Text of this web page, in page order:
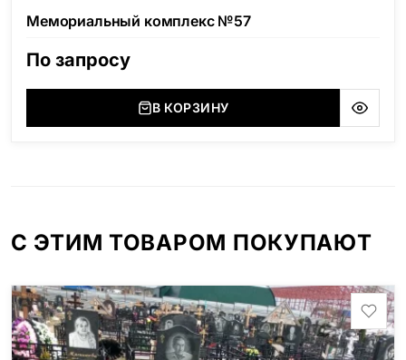
Мемориальный комплекс №57
По запросу
В КОРЗИНУ
С ЭТИМ ТОВАРОМ ПОКУПАЮТ